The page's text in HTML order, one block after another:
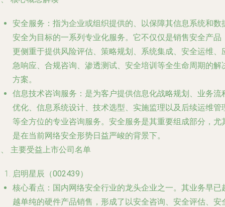
安全服务 ：指为企业或组织提供的、以保障其信息系统和数
安全为目标的一系列专业化服务。它不仅仅是销售安全产品
更侧重于提供风险评估、策略规划、系统集成、安全运维、
急响应、合规咨询、渗透测试、安全培训等全生命周期的解
方案。
信息技术咨询服务 ：是为客户提供信息化战略规划、业务流
优化、信息系统设计、技术选型、实施监理以及后续运维管
等全方位的专业咨询服务。安全服务是其重要组成部分，尤
是在当前网络安全形势日益严峻的背景下。
主要受益上市公司名单
启明星辰（002439）
核心看点 ：国内网络安全行业的龙头企业之一。其业务早已
越单纯的硬件产品销售，形成了以安全咨询、安全评估、安